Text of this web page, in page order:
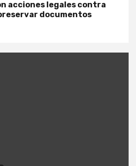
acciones legales contra
documentos